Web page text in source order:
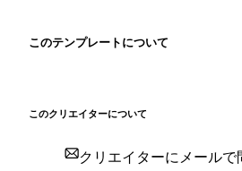
このテンプレートについて
このクリエイターについて
クリエイターにメールで